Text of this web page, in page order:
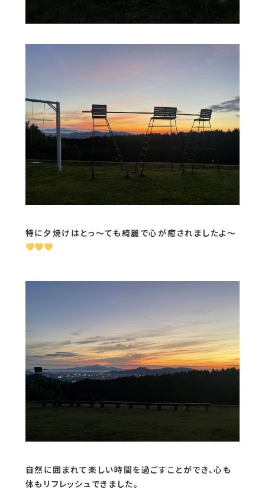
特に夕焼けはとっ～ても綺麗で心が癒されましたよ～
自然に囲まれて楽しい時間を過ごすことができ、心も
体もリフレッシュできました。